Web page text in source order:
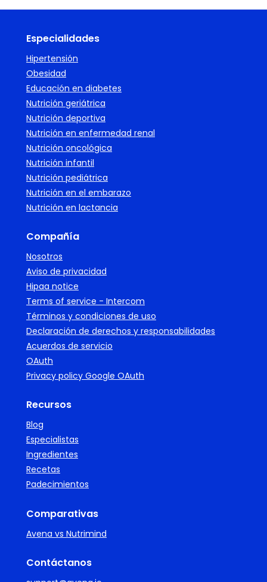
Especialidades
Hipertensión
Obesidad
Educación en diabetes
Nutrición geriátrica
Nutrición deportiva
Nutrición en enfermedad renal
Nutrición oncológica
Nutrición infantil
Nutrición pediátrica
Nutrición en el embarazo
Nutrición en lactancia
Compañía
Nosotros
Aviso de privacidad
Hipaa notice
Terms of service - Intercom
Términos y condiciones de uso
Declaración de derechos y responsabilidades
Acuerdos de servicio
OAuth
Privacy policy Google OAuth
Recursos
Blog
Especialistas
Ingredientes
Recetas
Padecimientos
Comparativas
Avena vs Nutrimind
Contáctanos